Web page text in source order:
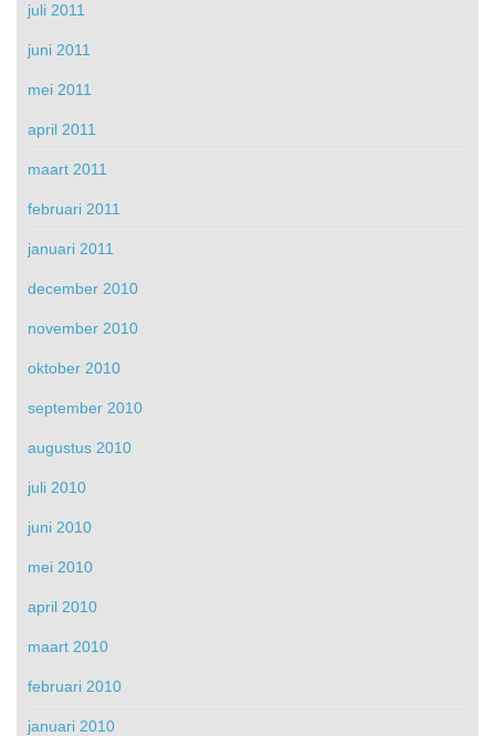
juli 2011
juni 2011
mei 2011
april 2011
maart 2011
februari 2011
januari 2011
december 2010
november 2010
oktober 2010
september 2010
augustus 2010
juli 2010
juni 2010
mei 2010
april 2010
maart 2010
februari 2010
januari 2010